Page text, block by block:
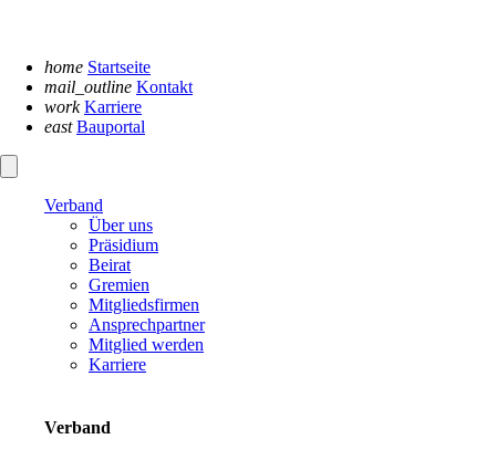
home Startseite
mail_outline Kontakt
work Karriere
east Bauportal
Verband
Über uns
Präsidium
Beirat
Gremien
Mitgliedsfirmen
Ansprechpartner
Mitglied werden
Karriere
Verband